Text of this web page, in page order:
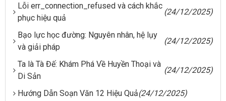
Lỗi err_connection_refused và cách khắc
phục hiệu quả
(24/12/2025)
Bạo lực học đường: Nguyên nhân, hệ lụy
và giải pháp
(24/12/2025)
Ta là Tà Đế: Khám Phá Về Huyền Thoại và
Di Sản
(24/12/2025)
Hướng Dẫn Soạn Văn 12 Hiệu Quả(24/12/2025)